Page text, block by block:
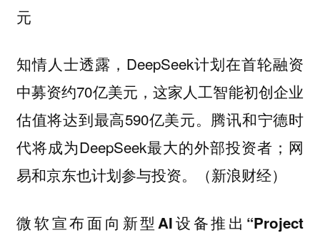
元
知情人士透露，DeepSeek计划在首轮融资
中募资约70亿美元，这家人工智能初创企业
估值将达到最高590亿美元。腾讯和宁德时
代将成为DeepSeek最大的外部投资者；网
易和京东也计划参与投资。（新浪财经）
微软宣布面向新型AI设备推出“Project